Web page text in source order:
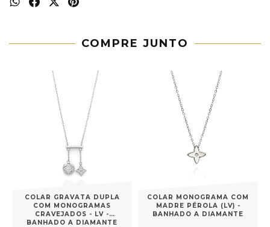
COMPRE JUNTO
COLAR GRAVATA DUPLA
COM MONOGRAMAS
CRAVEJADOS - LV -
BANHADO A DIAMANTE
COLAR MONOGRAMA COM
MADRE PÉROLA (LV) -
BANHADO A DIAMANTE